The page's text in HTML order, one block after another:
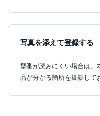
写真を添えて登録する
型番が読みにくい場合は、
品が分かる箇所を撮影して